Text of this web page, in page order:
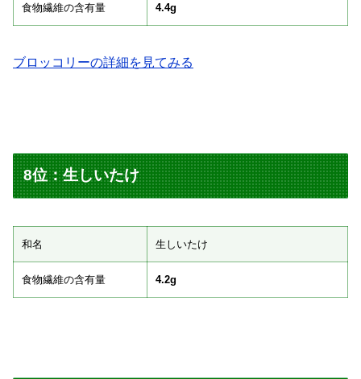
食物繊維の含有量 4.4g
ブロッコリーの詳細を見てみる
8位：生しいたけ
和名 生しいたけ
食物繊維の含有量 4.2g